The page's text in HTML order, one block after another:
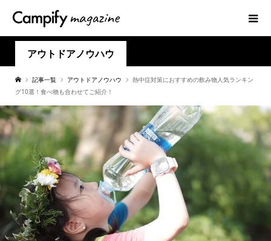
アウトドアノウハウ
記事一覧 アウトドアノウハウ
熱中症対策におすすめの飲み物人気ランキン
グ10選！食べ物も合わせてご紹介！